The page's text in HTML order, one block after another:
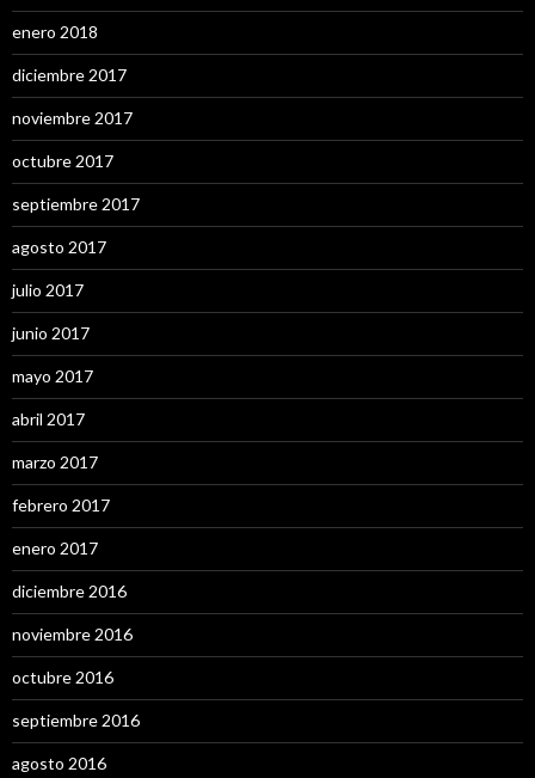
enero 2018
diciembre 2017
noviembre 2017
octubre 2017
septiembre 2017
agosto 2017
julio 2017
junio 2017
mayo 2017
abril 2017
marzo 2017
febrero 2017
enero 2017
diciembre 2016
noviembre 2016
octubre 2016
septiembre 2016
agosto 2016